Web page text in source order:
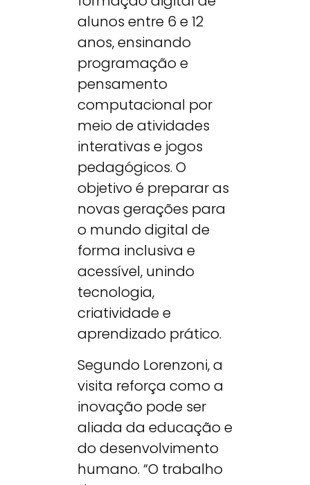
alunos entre 6 e 12
anos, ensinando
programação e
pensamento
computacional por
meio de atividades
interativas e jogos
pedagógicos. O
objetivo é preparar as
novas gerações para
o mundo digital de
forma inclusiva e
acessível, unindo
tecnologia,
criatividade e
aprendizado prático.
Segundo Lorenzoni, a
visita reforça como a
inovação pode ser
aliada da educação e
do desenvolvimento
humano. “O trabalho